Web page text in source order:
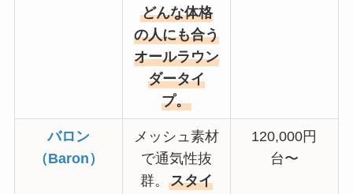
どんな体格
の人にも合う
オールラウン
ダータイ
プ。
バロン
（Baron）
メッシュ素材
で通気性抜
群。 スタイ
120,000円
台〜